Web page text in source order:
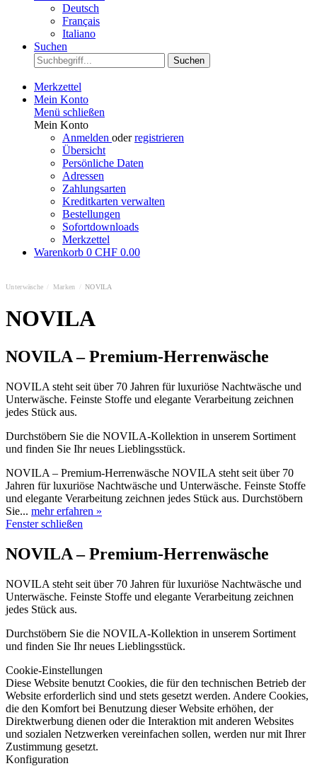
Deutsch
Français
Italiano
Suchen
Suchen
Merkzettel
Mein Konto
Menü schließen
Mein Konto
Anmelden oderregistrieren
Übersicht
Persönliche Daten
Adressen
Zahlungsarten
Kreditkarten verwalten
Bestellungen
Sofortdownloads
Merkzettel
Warenkorb 0 CHF 0.00
Unterwäsche Marken NOVILA
NOVILA
NOVILA – Premium-Herrenwäsche
NOVILA steht seit über 70 Jahren für luxuriöse Nachtwäsche und
Unterwäsche. Feinste Stoffe und elegante Verarbeitung zeichnen
jedes Stück aus.
Durchstöbern Sie die NOVILA-Kollektion in unserem Sortiment
und finden Sie Ihr neues Lieblingsstück.
NOVILA – Premium-Herrenwäsche NOVILA steht seit über 70
Jahren für luxuriöse Nachtwäsche und Unterwäsche. Feinste Stoffe
und elegante Verarbeitung zeichnen jedes Stück aus. Durchstöbern
Sie... mehr erfahren »
Fenster schließen
NOVILA – Premium-Herrenwäsche
NOVILA steht seit über 70 Jahren für luxuriöse Nachtwäsche und
Unterwäsche. Feinste Stoffe und elegante Verarbeitung zeichnen
jedes Stück aus.
Durchstöbern Sie die NOVILA-Kollektion in unserem Sortiment
und finden Sie Ihr neues Lieblingsstück.
Cookie-Einstellungen
Diese Website benutzt Cookies, die für den technischen Betrieb der
Website erforderlich sind und stets gesetzt werden. Andere Cookies,
die den Komfort bei Benutzung dieser Website erhöhen, der
Direktwerbung dienen oder die Interaktion mit anderen Websites
und sozialen Netzwerken vereinfachen sollen, werden nur mit Ihrer
Zustimmung gesetzt.
Konfiguration